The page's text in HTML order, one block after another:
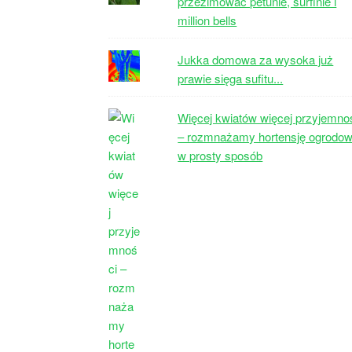
million bells
Jukka domowa za wysoka już
prawie sięga sufitu...
Więcej kwiatów więcej
– rozmnażamy hortensję
w prosty sposób